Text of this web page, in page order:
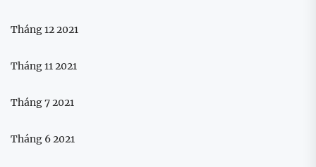
Tháng 12 2021
Tháng 11 2021
Tháng 7 2021
Tháng 6 2021